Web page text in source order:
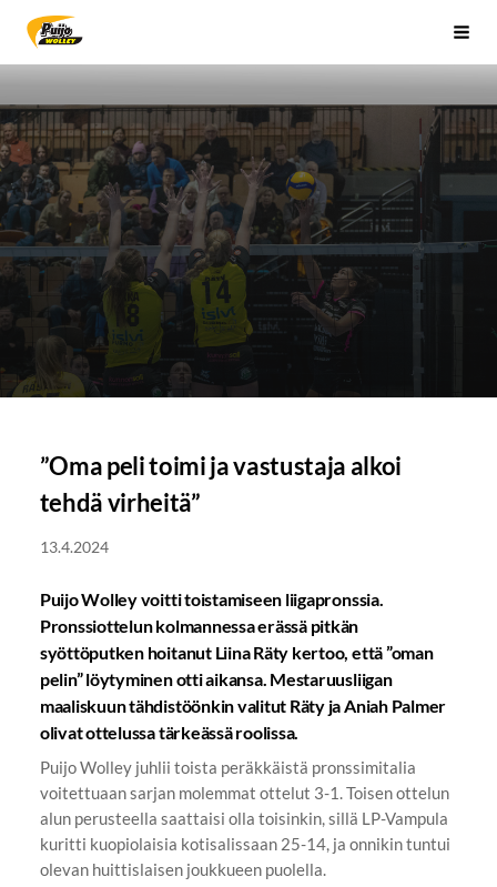
Siirry
sivun
Sivuston etusivulle
”Oma peli toimi ja vastustaja alkoi
tehdä virheitä”
13.4.2024
Puijo Wolley voitti toistamiseen liigapronssia.
Pronssiottelun kolmannessa erässä pitkän
syöttöputken hoitanut Liina Räty kertoo, että ”oman
pelin” löytyminen otti aikansa. Mestaruusliigan
maaliskuun tähdistöönkin valitut Räty ja Aniah Palmer
olivat ottelussa tärkeässä roolissa.
Puijo Wolley juhlii toista peräkkäistä pronssimitalia
voitettuaan sarjan molemmat ottelut 3-1. Toisen ottelun
alun perusteella saattaisi olla toisinkin, sillä LP-Vampula
kuritti kuopiolaisia kotisalissaan 25-14, ja onnikin tuntui
olevan huittislaisen joukkueen puolella.